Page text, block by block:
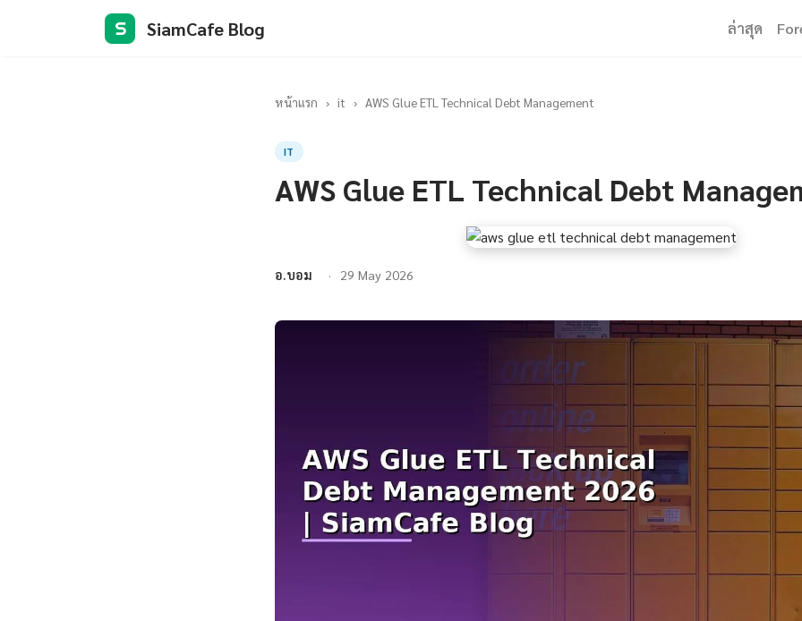
S SiamCafe Blog ล่าสุด
หน้าแรก › it › AWS Glue ETL Technical Debt Management
IT
AWS Glue ETL Technical Debt
อ.บอม 29 May 2026